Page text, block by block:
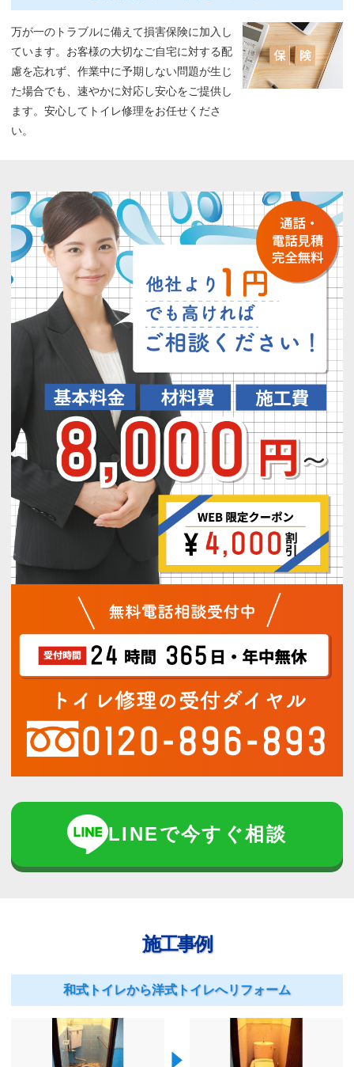
万が一のトラブルに備えて損害保険に加入し
ています。お客様の大切なご自宅に対する配
慮を忘れず、作業中に予期しない問題が生じ
た場合でも、速やかに対応し安心をご提供し
ます。安心してトイレ修理をお任せくださ
い。
LINEで今すぐ相談
施工事例
和式トイレから洋式トイレへリフォーム